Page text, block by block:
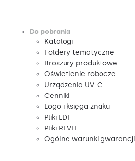
Do pobrania
Katalogi
Foldery tematyczne
Broszury produktowe
Oświetlenie robocze
Urządzenia UV-C
Cenniki
Logo i księga znaku
Pliki LDT
Pliki REVIT
Ogólne warunki gwarancji